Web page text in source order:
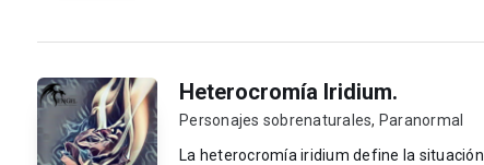
Heterocromía Iridium.
Personajes sobrenaturales, Paranormal
La heterocromía iridium define la